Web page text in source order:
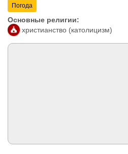
Погода
Основные религии:
христианство (католицизм)